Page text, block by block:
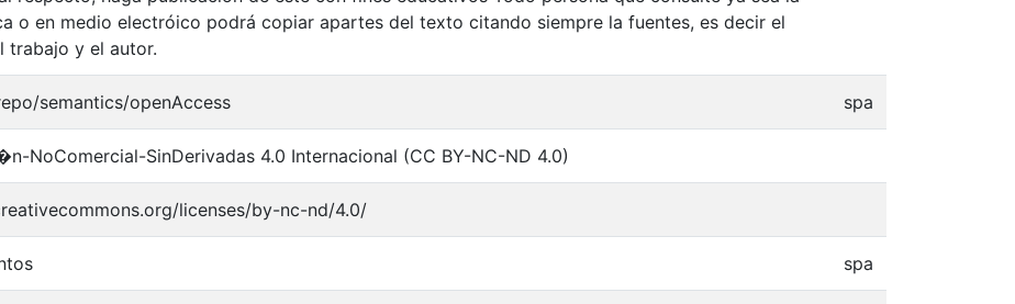
o en medio electróico podrá copiar apartes del texto citando siempre la fuentes, es decir el
trabajo y el autor.
semantics/openAccess spa
NoComercial-SinDerivadas 4.0 Internacional (CC BY-NC-ND 4.0)
licenses/by-nc-nd/4.0/
spa